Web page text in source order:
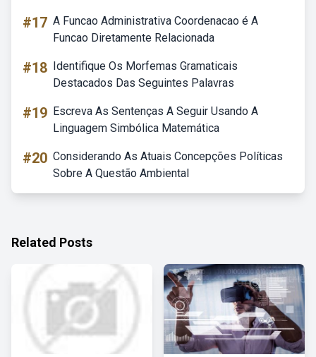
#17 A Funcao Administrativa Coordenacao é A
Funcao Diretamente Relacionada
#18 Identifique Os Morfemas Gramaticais
Destacados Das Seguintes Palavras
#19 Escreva As Sentenças A Seguir Usando A
Linguagem Simbólica Matemática
#20 Considerando As Atuais Concepções Políticas
Sobre A Questão Ambiental
Related Posts